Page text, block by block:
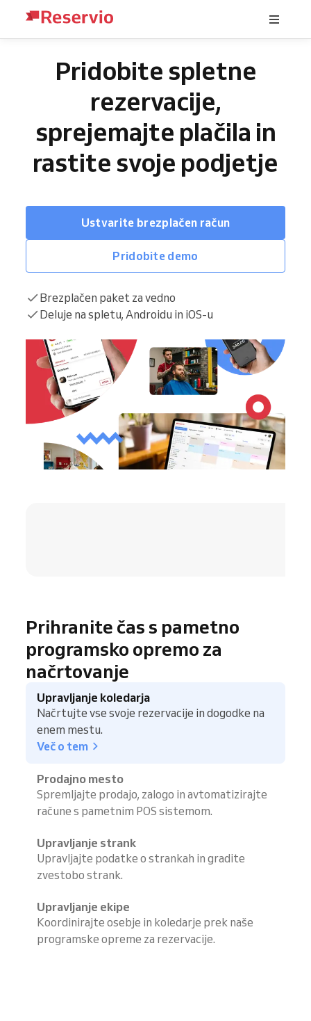
Pridobite spletne
rezervacije,
sprejemajte plačila in
rastite svoje podjetje
Ustvarite brezplačen račun
Pridobite demo
Brezplačen paket za vedno
Deluje na spletu, Androidu in iOS-u
Prihranite čas s pametno
programsko opremo za
načrtovanje
Upravljanje koledarja
Načrtujte vse svoje rezervacije in dogodke na
enem mestu.
Več o tem
Prodajno mesto
Spremljajte prodajo, zalogo in avtomatizirajte
račune s pametnim POS sistemom.
Upravljanje strank
Upravljajte podatke o strankah in gradite
zvestobo strank.
Upravljanje ekipe
Koordinirajte osebje in koledarje prek naše
programske opreme za rezervacije.